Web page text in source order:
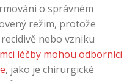
o správném
režim, protože
nebo vzniku
léčby mohou odborníci
, jako je chirurgické